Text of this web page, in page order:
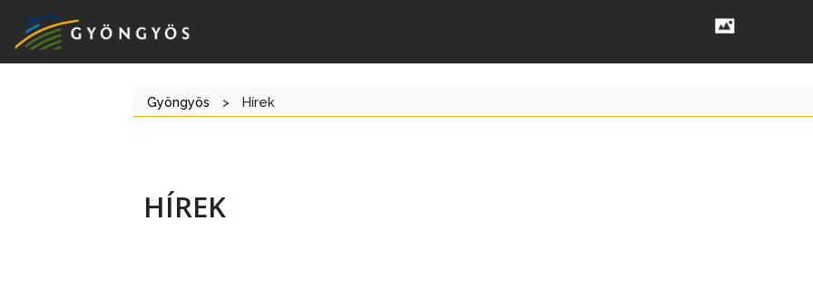
Gyöngyös > Hírek
HÍREK